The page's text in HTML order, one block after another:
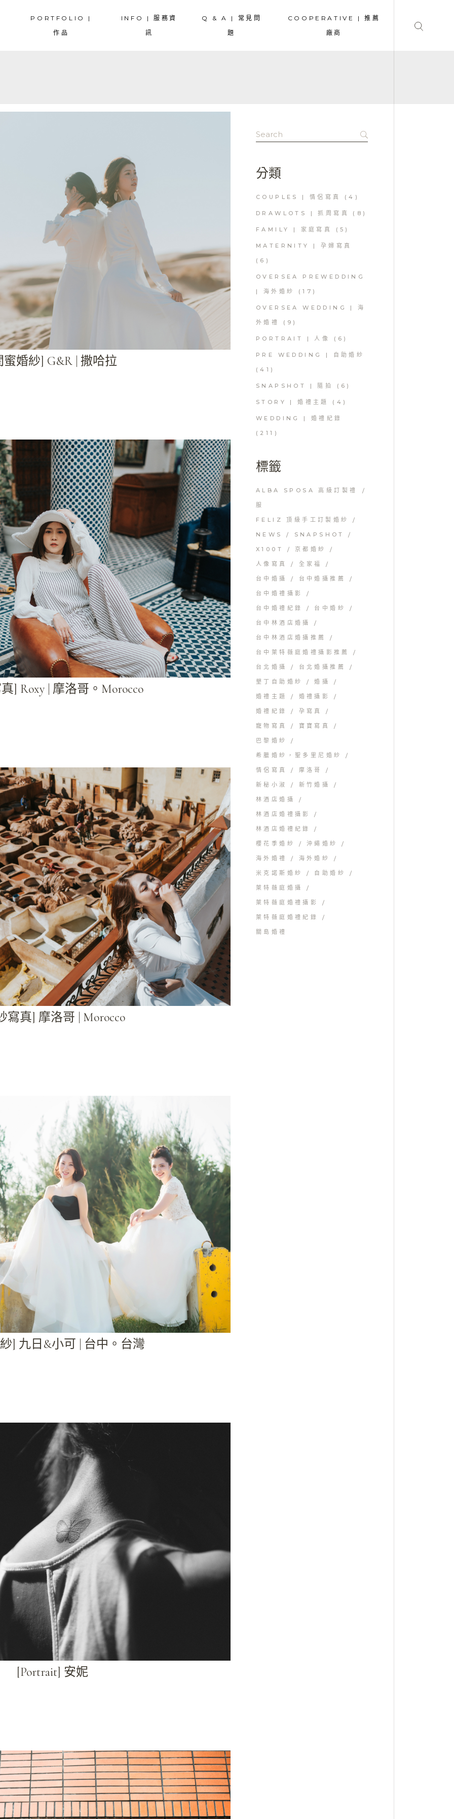
PORTFOLIO |
作品
DRAWLOTS | 抓周寫真
FAMILY | 家庭寫真
STORY | 主題故事
SNAPSHOT | 隨拍
INFO | 服務資
訊
FAMILY | 家庭寫真
Q & A | 常見問
題
COOPERATIVE | 推薦
廠商
COUPLES | 情侶寫真
DRAWLOTS | 抓周寫真
SNAPSHOT | 隨拍
COUPLE | 情侶寫真
FAMILY | 家庭寫真
蜜婚紗] G&R | 撒哈拉
] Roxy | 摩洛哥。Morocco
寫真] 摩洛哥 | Morocco
] 九日&小可 | 台中。台灣
[Portrait] 安妮
Search
for:
分類
COUPLES | 情侶寫真 (4)
DRAWLOTS | 抓周寫真 (8)
FAMILY | 家庭寫真 (5)
MATERNITY | 孕婦寫真
(6)
OVERSEA PREWEDDING
| 海外婚紗 (17)
OVERSEA WEDDING | 海
外婚禮 (9)
PORTRAIT | 人像 (6)
PRE WEDDING | 自助婚紗
(41)
SNAPSHOT | 隨拍 (6)
STORY | 婚禮主題 (4)
WEDDING | 婚禮紀錄
(211)
標籤
ALBA SPOSA 高級訂製禮
服
FELIZ 頂級手工訂製婚紗
NEWS SNAPSHOT
X100T 京都婚紗
人像寫真 全家福
台中婚攝 台中婚攝推薦
台中婚禮攝影
台中婚禮紀錄 台中婚紗
台中林酒店婚攝
台中林酒店婚攝推薦
台中萊特薇庭婚禮攝影推薦
台北婚攝 台北婚攝推薦
墾丁自助婚紗 婚攝
婚禮主題 婚禮攝影
婚禮紀錄 孕寫真
寵物寫真 寶寶寫真
巴黎婚紗
希臘婚紗，聖多里尼婚紗
情侶寫真 摩洛哥
新秘小淑 新竹婚攝
林酒店婚攝
林酒店婚禮攝影
林酒店婚禮紀錄
櫻花季婚紗 沖繩婚紗
海外婚禮 海外婚紗
米克諾斯婚紗 自助婚紗
萊特薇庭婚攝
萊特薇庭婚禮攝影
萊特薇庭婚禮紀錄
關島婚禮